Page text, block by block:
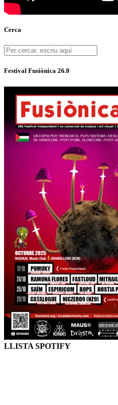
Cerca
Festival Fusiònica 26.0
LLISTA SPOTIFY